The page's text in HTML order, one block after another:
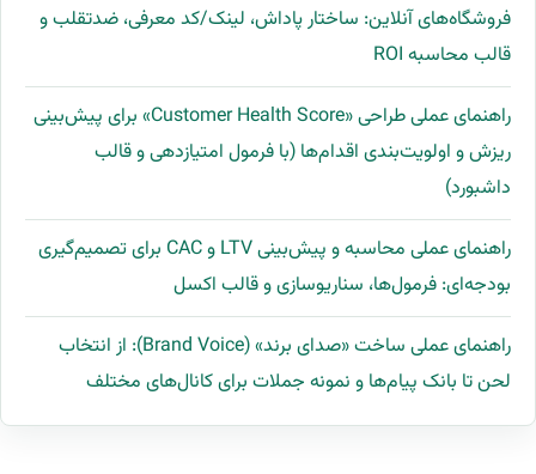
فروشگاه‌های آنلاین: ساختار پاداش، لینک/کد معرفی، ضدتقلب و
قالب محاسبه ROI
راهنمای عملی طراحی «Customer Health Score» برای پیش‌بینی
ریزش و اولویت‌بندی اقدام‌ها (با فرمول امتیازدهی و قالب
داشبورد)
راهنمای عملی محاسبه و پیش‌بینی LTV و CAC برای تصمیم‌گیری
بودجه‌ای: فرمول‌ها، سناریوسازی و قالب اکسل
راهنمای عملی ساخت «صدای برند» (Brand Voice): از انتخاب
لحن تا بانک پیام‌ها و نمونه جملات برای کانال‌های مختلف